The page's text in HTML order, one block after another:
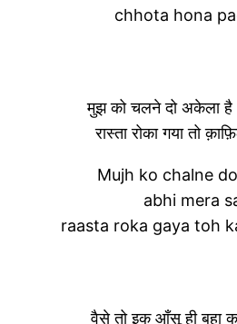
chhota hona
मुझ को चलने दो अकेला है
रास्ता रोका गया तो
Mujh ko chalne
abhi mera
raasta roka gaya toh
वैसे तो इक आँसू ही बहा